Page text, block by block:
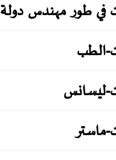
في طور مهندس دولة
الطب
ليسانس
ماستر